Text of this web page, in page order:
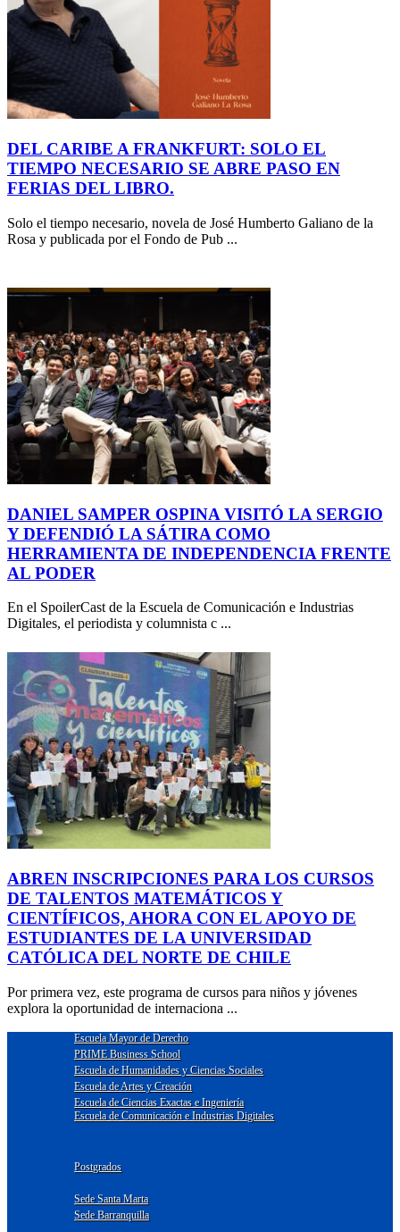
DEL CARIBE A FRANKFURT: SOLO EL
TIEMPO NECESARIO SE ABRE PASO EN
FERIAS DEL LIBRO.
Solo el tiempo necesario, novela de José Humberto Galiano de la
Rosa y publicada por el Fondo de Pub ...
DANIEL SAMPER OSPINA VISITÓ LA SERGIO
Y DEFENDIÓ LA SÁTIRA COMO
HERRAMIENTA DE INDEPENDENCIA FRENTE
AL PODER
En el SpoilerCast de la Escuela de Comunicación e Industrias
Digitales, el periodista y columnista c ...
ABREN INSCRIPCIONES PARA LOS CURSOS
DE TALENTOS MATEMÁTICOS Y
CIENTÍFICOS, AHORA CON EL APOYO DE
ESTUDIANTES DE LA UNIVERSIDAD
CATÓLICA DEL NORTE DE CHILE
Por primera vez, este programa de cursos para niños y jóvenes
explora la oportunidad de internaciona ...
Escuela Mayor de Derecho
PRIME Business School
Escuela de Humanidades y Ciencias Sociales
Escuela de Artes y Creación
Escuela de Ciencias Exactas e Ingeniería
Escuela de Comunicación e Industrias Digitales
Postgrados
Sede Santa Marta
Sede Barranquilla